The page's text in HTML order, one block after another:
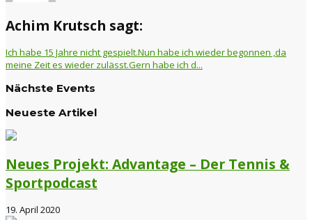
Achim Krutsch sagt:
Ich habe 15 Jahre nicht gespielt.Nun habe ich wieder begonnen ,da
meine Zeit es wieder zulässt.Gern habe ich d...
Nächste Events
Neueste Artikel
Neues Projekt: Advantage – Der Tennis &
Sportpodcast
19. April 2020